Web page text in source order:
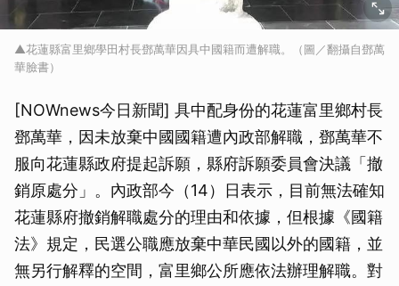
▲花蓮縣富里鄉學田村長鄧萬華因具中國籍而遭解職。（圖／翻攝自鄧萬
華臉書）
[NOWnews今日新聞] 具中配身份的花蓮富里鄉村長
鄧萬華，因未放棄中國國籍遭內政部解職，鄧萬華不
服向花蓮縣政府提起訴願，縣府訴願委員會決議「撤
銷原處分」。內政部今（14）日表示，目前無法確知
花蓮縣府撤銷解職處分的理由和依據，但根據《國籍
法》規定，民選公職應放棄中華民國以外的國籍，並
無另行解釋的空間，富里鄉公所應依法辦理解職。對